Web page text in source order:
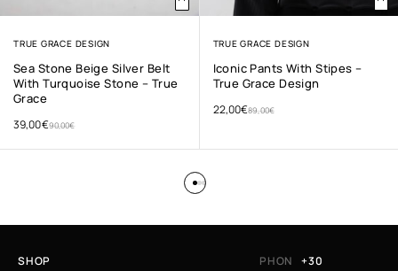
TRUE GRACE DESIGN
Sea Stone Beige Silver Belt
With Turquoise Stone – True
Grace
90,00€
39,00€
TRUE GRACE DESIGN
Iconic Pants With Stipes –
True Grace Design
89,00€
22,00€
SHOP
PHON
+30